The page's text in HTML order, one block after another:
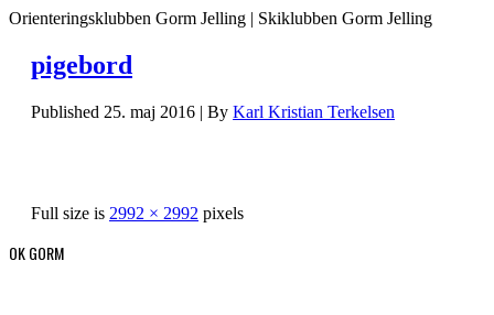
Orienteringsklubben Gorm Jelling | Skiklubben Gorm Jelling
pigebord
Published 25. maj 2016 | By Karl Kristian Terkelsen
Full size is 2992 × 2992 pixels
OK GORM